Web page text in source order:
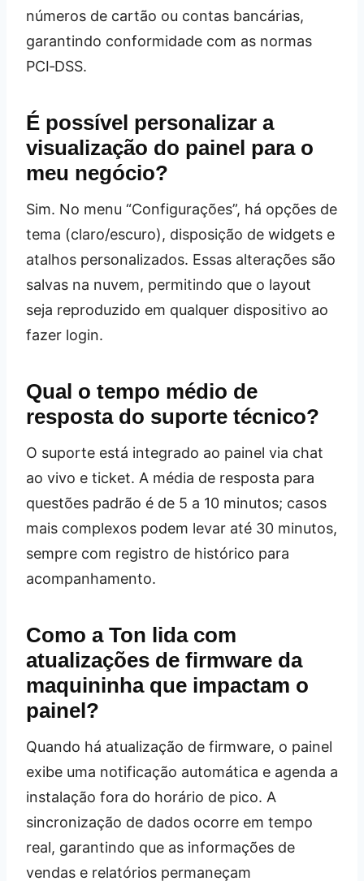
números de cartão ou contas bancárias,
garantindo conformidade com as normas
PCI‑DSS.
É possível personalizar a
visualização do painel para o
meu negócio?
Sim. No menu “Configurações”, há opções de
tema (claro/escuro), disposição de widgets e
atalhos personalizados. Essas alterações são
salvas na nuvem, permitindo que o layout
seja reproduzido em qualquer dispositivo ao
fazer login.
Qual o tempo médio de
resposta do suporte técnico?
O suporte está integrado ao painel via chat
ao vivo e ticket. A média de resposta para
questões padrão é de 5 a 10 minutos; casos
mais complexos podem levar até 30 minutos,
sempre com registro de histórico para
acompanhamento.
Como a Ton lida com
atualizações de firmware da
maquininha que impactam o
painel?
Quando há atualização de firmware, o painel
exibe uma notificação automática e agenda a
instalação fora do horário de pico. A
sincronização de dados ocorre em tempo
real, garantindo que as informações de
vendas e relatórios permaneçam